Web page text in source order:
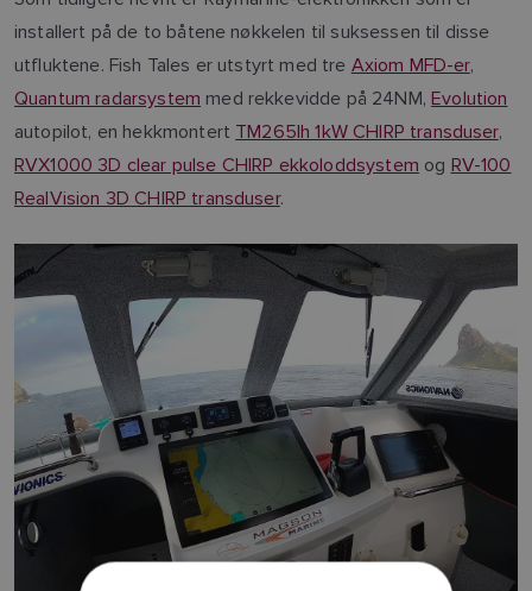
installert på de to båtene nøkkelen til suksessen til disse
utfluktene. Fish Tales er utstyrt med tre Axiom MFD-er,
Quantum radarsystem med rekkevidde på 24NM,Evolution
autopilot, en hekkmontert TM265lh 1kW CHIRP transduser,
RVX1000 3D clear pulse CHIRP ekkoloddsystem og RV-100
RealVision 3D CHIRP transduser.